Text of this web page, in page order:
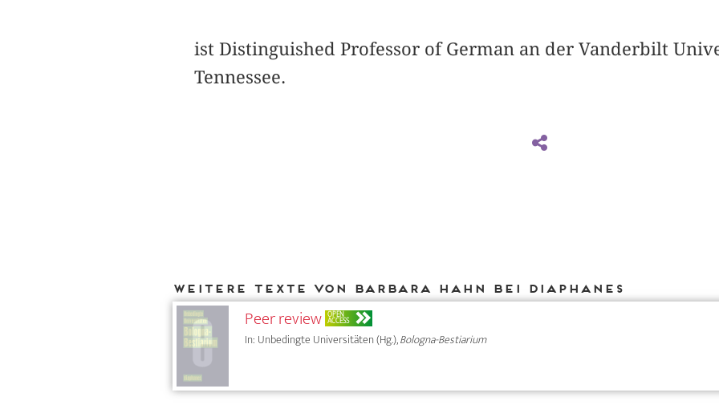
ist Distinguished Professor of German an der Vanderbilt
Tennessee.
Weitere Texte von Barbara Hahn bei DIAPHANES
Peer review OPEN
ACCESS
In: Unbedingte Universitäten (Hg.),Bologna-Bestiarium